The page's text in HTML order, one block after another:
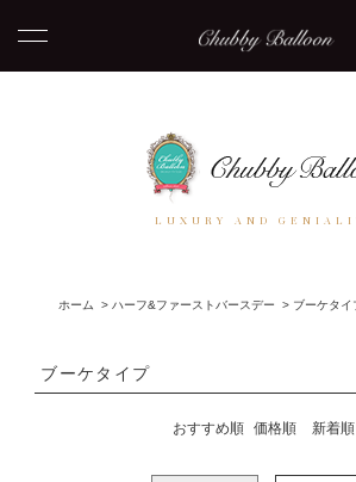
LUXURY AND
ホーム >ハーフ&ファーストバースデー > ブーケタイ
ブーケタイプ
おすすめ順 価格順 新着順